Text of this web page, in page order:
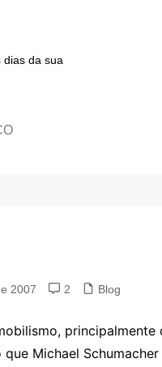
da sua
2007 2 Blog
principalmente
Michael